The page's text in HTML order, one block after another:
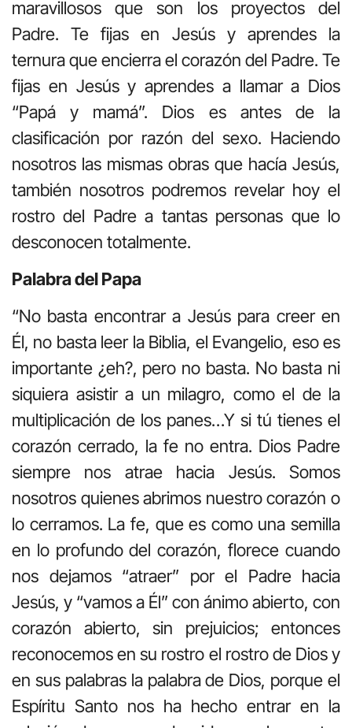
maravillosos que son los proyectos del
Padre. Te fijas en Jesús y aprendes la
ternura que encierra el corazón del Padre. Te
fijas en Jesús y aprendes a llamar a Dios
“Papá y mamá”. Dios es antes de la
clasificación por razón del sexo. Haciendo
nosotros las mismas obras que hacía Jesús,
también nosotros podremos revelar hoy el
rostro del Padre a tantas personas que lo
desconocen totalmente.
Palabra del Papa
“No basta encontrar a Jesús para creer en
Él, no basta leer la Biblia, el Evangelio, eso es
importante ¿eh?, pero no basta. No basta ni
siquiera asistir a un milagro, como el de la
multiplicación de los panes…Y si tú tienes el
corazón cerrado, la fe no entra. Dios Padre
siempre nos atrae hacia Jesús. Somos
nosotros quienes abrimos nuestro corazón o
lo cerramos. La fe, que es como una semilla
en lo profundo del corazón, florece cuando
nos dejamos “atraer” por el Padre hacia
Jesús, y “vamos a Él” con ánimo abierto, con
corazón abierto, sin prejuicios; entonces
reconocemos en su rostro el rostro de Dios y
en sus palabras la palabra de Dios, porque el
Espíritu Santo nos ha hecho entrar en la